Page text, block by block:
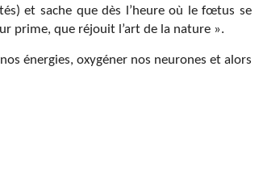
et sache que dès l’heure où le fœtus se
prime, que réjouit l’art de la nature ».
énergies, oxygéner nos neurones et alors